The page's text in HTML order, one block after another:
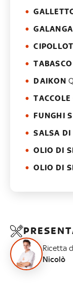
GALANGA
TABASCO
DAIKON
TACCOLE
FUNGHI
SALSA DI
OLIO DI
OLIO DI
Ricetta
Nicolò